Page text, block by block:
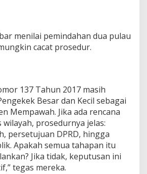
menilai pemindahan dua pulau
cacat prosedur.
137 Tahun 2017 masih
Besar dan Kecil sebagai
Mempawah. Jika ada rencana
prosedurnya jelas:
persetujuan DPRD, hingga
Apakah semua tahapan itu
Jika tidak, keputusan ini
tegas mereka.